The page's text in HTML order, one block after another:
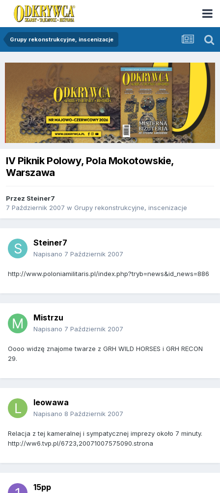
Grupy rekonstrukcyjne, inscenizacje
IV Piknik Polowy, Pola Mokotowskie,
Warszawa
Przez Steiner7
7 Październik 2007 w Grupy rekonstrukcyjne, inscenizacje
Steiner7
Napisano 7 Październik 2007
http://www.poloniamilitaris.pl/index.php?tryb=news&id_news=886
Mistrzu
Napisano 7 Październik 2007
Oooo widzę znajome twarze z GRH WILD HORSES i GRH RECON
29.
leowawa
Napisano 8 Październik 2007
Relacja z tej kameralnej i sympatycznej imprezy około 7 minuty.
http://ww6.tvp.pl/6723,20071007575090.strona
15pp